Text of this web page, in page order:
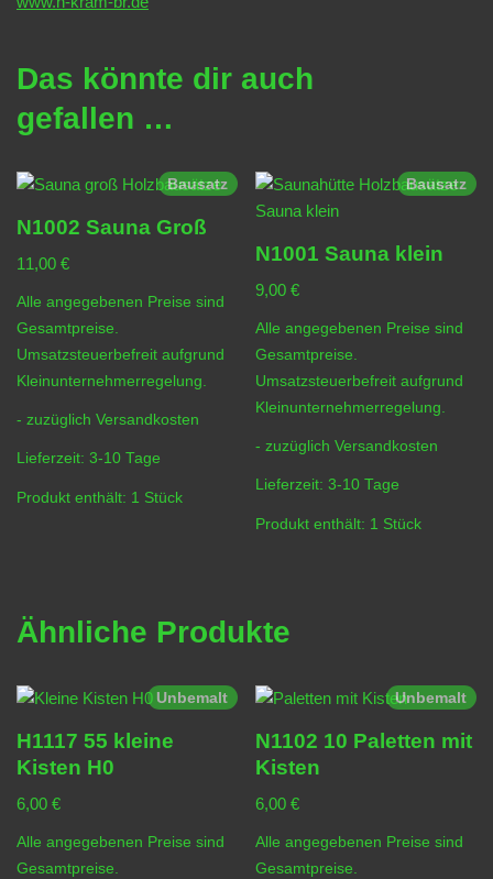
Das könnte dir auch
gefallen …
Bausatz
N1002 Sauna Groß
11,00 €
Alle angegebenen Preise sind
Gesamtpreise.
Umsatzsteuerbefreit aufgrund
Kleinunternehmerregelung.
- zuzüglich Versandkosten
Lieferzeit: 3-10 Tage
Produkt enthält: 1 Stück
Bausatz
N1001 Sauna klein
9,00€
Alle angegebenen Preise sind
Gesamtpreise.
Umsatzsteuerbefreit aufgrund
Kleinunternehmerregelung.
- zuzüglichVersandkosten
Lieferzeit:3-10 Tage
Produkt enthält: 1 Stück
Ähnliche Produkte
Unbemalt
H1117 55 kleine
Kisten H0
6,00 €
Alle angegebenen Preise sind
Gesamtpreise.
Unbemalt
N1102 10 Paletten mit
Kisten
6,00€
Alle angegebenen Preise sind
Gesamtpreise.